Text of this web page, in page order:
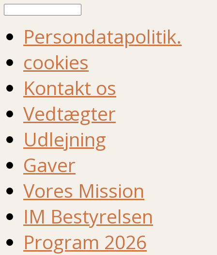
Persondatapolitik.
cookies
Kontakt os
Vedtægter
Udlejning
Gaver
Vores Mission
IM Bestyrelsen
Program 2026